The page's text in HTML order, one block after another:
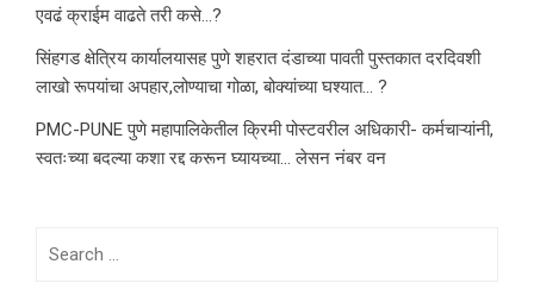
एवढं क्राईम वाढते तरी कसे…?
सिंहगड क्षेत्रिय कार्यालयासह पुणे शहरात दंडाच्या पावती पुस्तकात दरदिवशी
लाखो रूपयांचा अपहार,लोण्याचा गोळा, बोक्यांच्या घश्यात… ?
PMC-PUNE पुणे महापालिकेतील क्रिमी पोस्टवरील अधिकारी- कर्मचाऱ्यांनी,
स्वतःच्या बदल्या कशा रद्द करून घ्यायच्या… लेसन नंबर वन